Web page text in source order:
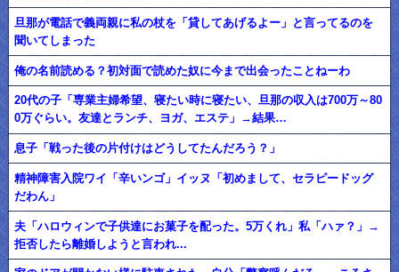
旦那が電話で義両親に私の杖を「貸してあげるよー」と言ってるのを
聞いてしまった
俺の名前読める？初対面で読めた奴に今まで出会ったことねーわ
20代の子「専業主婦希望、寝たい時に寝たい、旦那の収入は700万～80
0万ぐらい。友達とランチ、ヨガ、エステ」→結果…
息子「戦った後の片付けはどうしてたんだろう？」
精神障害入院ワイ「辛いンゴ」イッヌ「初めまして、セラピードッグ
だわん」
夫「ハロウィンで子供達にお菓子を配った。5万くれ」私「ハァ？」→
拒否したら離婚しようと言われ...